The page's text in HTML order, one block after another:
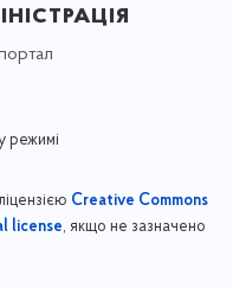
режимі
Creative Commons
license, якщо не зазначено